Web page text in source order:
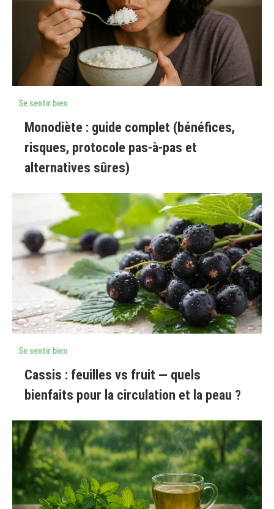
Se sentir bien
Monodiète : guide complet (bénéfices,
risques, protocole pas-à-pas et
alternatives sûres)
Se sentir bien
Cassis : feuilles vs fruit — quels
bienfaits pour la circulation et la peau ?